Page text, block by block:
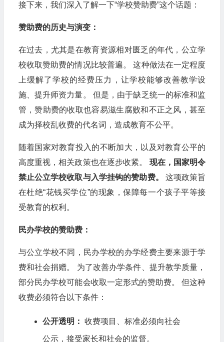
接下来，我们深入了解一下“学校赞助费”这个话题：
赞助费的历史与演变：
在过去，尤其是在教育资源相对匮乏的年代，公立学
校收取赞助费的情况比较普遍。 这种做法在一定程度
上缓解了学校的经费压力，让学校能够改善教学设
施、提升师资力量。 但是，由于缺乏统一的标准和监
管，赞助费的收取也容易滋生腐败和不正之风，甚至
成为择校乱收费的代名词，造成教育不公平。
随着国家对教育投入的不断加大，以及对教育公平的
高度重视，相关政策也在逐步收紧。 现在，国家明令
禁止公立学校收取与入学挂钩的赞助费。
这项政策旨
在杜绝“花钱买学位”的现象，保障每一个孩子平等接
受教育的权利。
民办学校的赞助费：
与公立学校不同，民办学校的办学经费主要来源于学
费和社会捐赠。 为了改善办学条件、提升教学质量，
部分民办学校可能会收取一定形式的赞助费。 但这种
收费必须符合以下条件：
公开透明： 收费项目、标准必须向社会
公示，接受家长和社会的监督。